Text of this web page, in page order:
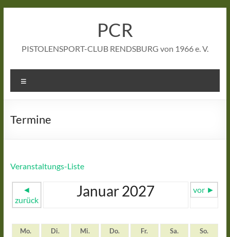
PCR
PISTOLENSPORT-CLUB RENDSBURG von 1966 e. V.
Termine
Veranstaltungs-Liste
◄
zurück
Januar 2027 vor ►
Mo. Di. Mi. Do. Fr. Sa. So.